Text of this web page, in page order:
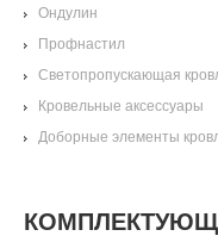
Ондулин
Профнастил
Светопропускающая
Кровельные аксессуары
Доборные элементы